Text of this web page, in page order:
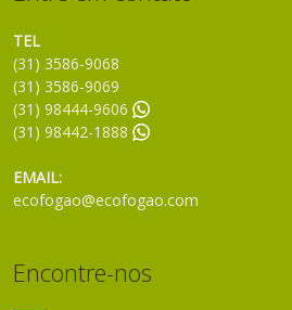
TEL
(31) 3586-9068
(31) 3586-9069
(31) 98444-9606
(31) 98442-1888
EMAIL:
ecofogao@ecofogao.com
Encontre-nos